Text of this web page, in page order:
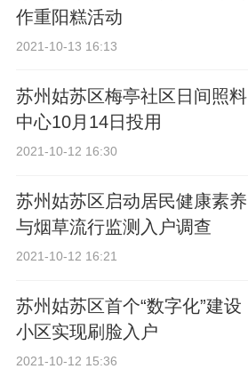
作重阳糕活动
2021-10-13 16:13
苏州姑苏区梅亭社区日间照料
中心10月14日投用
2021-10-12 16:30
苏州姑苏区启动居民健康素养
与烟草流行监测入户调查
2021-10-12 16:21
苏州姑苏区首个“数字化”建设
小区实现刷脸入户
2021-10-12 15:36